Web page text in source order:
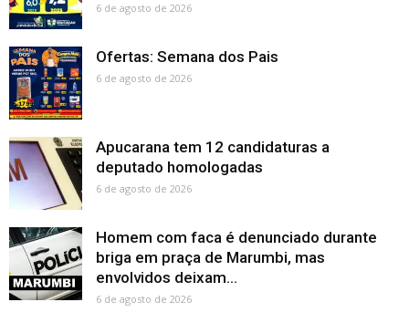
6 de agosto de 2026
Ofertas: Semana dos Pais
6 de agosto de 2026
Apucarana tem 12 candidaturas a
deputado homologadas
6 de agosto de 2026
Homem com faca é denunciado durante
briga em praça de Marumbi, mas
envolvidos deixam...
6 de agosto de 2026